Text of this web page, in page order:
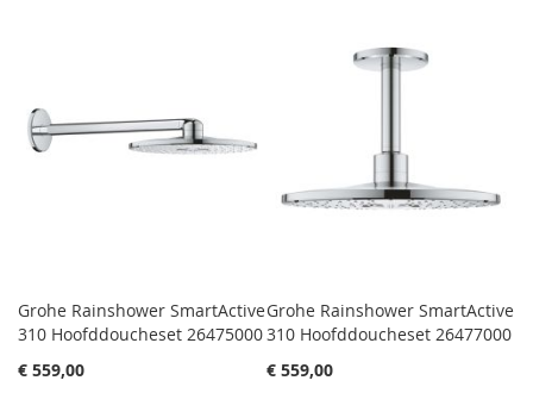
Grohe Rainshower SmartActive
310 Hoofddoucheset 26475000
€ 559,00
Grohe Rainshower SmartActive
310 Hoofddoucheset 26477000
€ 559,00